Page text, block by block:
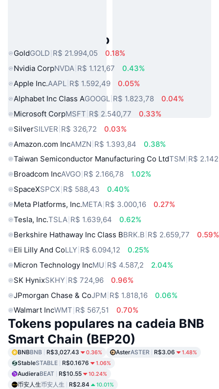
Ativos do Mundo Real Populares
GoldGOLD R$ 21.994,05
0.18%
Nvidia CorpNVDA R$ 1.121,67
0.43%
Apple Inc.AAPL R$ 1.592,49
0.05%
Alphabet Inc Class AGOOGL R$ 1.823,78
0.04%
Microsoft CorpMSFT R$ 2.540,77
0.33%
SilverSILVER R$ 326,72
0.03%
Amazon.com IncAMZN R$ 1.393,84
0.38%
Taiwan Semiconductor Manufacturing Co LtdTSM R$
Broadcom IncAVGO R$ 2.166,78
1.02%
SpaceXSPCX R$ 588,43
0.40%
Meta Platforms, Inc.META R$ 3.000,16
0.27%
Tesla, Inc.TSLA R$ 1.639,64
0.62%
Berkshire Hathaway Inc Class BBRK.B R$ 2.659,77
0.59%
Eli Lilly And CoLLY R$ 6.094,12
0.25%
Micron Technology IncMU R$ 4.587,2
2.04%
SK HynixSKHY R$ 724,96
0.96%
JPmorgan Chase & CoJPM R$ 1.818,16
0.06%
Walmart IncWMT R$ 567,51 0.70%
Tokens populares na cadeia BNB
Smart Chain (BEP20)
BNBBNB R$3,027.43 0.36% AsterASTER R$3.06 1.48%
StableSTABLE R$0.1676 1.06%
AudieraBEAT R$10.55 10.24%
币安人生币安人生 R$2.84 10.01%